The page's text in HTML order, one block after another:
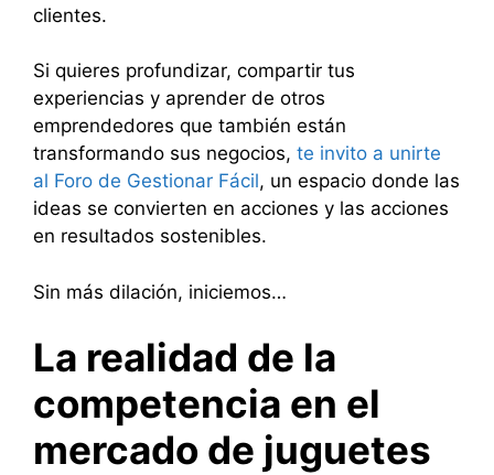
clientes.
Si quieres profundizar, compartir tus
experiencias y aprender de otros
emprendedores que también están
transformando sus negocios, te invito a unirte
al Foro de Gestionar Fácil, un espacio donde las
ideas se convierten en acciones y las acciones
en resultados sostenibles.
Sin más dilación, iniciemos…
La realidad de la
competencia en el
mercado de juguetes